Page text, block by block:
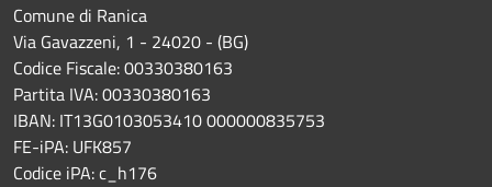
Comune di Ranica
Via Gavazzeni, 1 - 24020 - (BG)
Codice Fiscale: 00330380163
Partita IVA: 00330380163
IBAN: IT13G0103053410 000000835753
FE-iPA: UFK857
Codice iPA: c_h176